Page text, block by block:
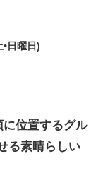
•日曜日)
位置するグル
る素晴らしい